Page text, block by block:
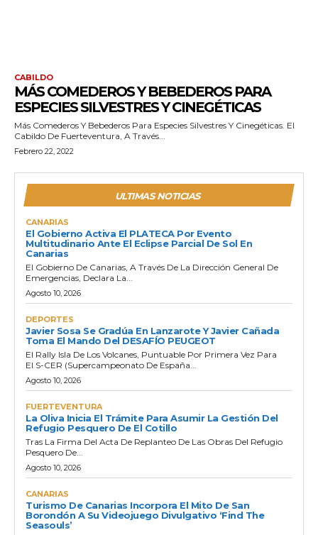
CABILDO
MÁS COMEDEROS Y BEBEDEROS PARA
ESPECIES SILVESTRES Y CINEGÉTICAS
Más Comederos Y Bebederos Para Especies Silvestres Y Cinegéticas. El
Cabildo De Fuerteventura, A Través...
Febrero 22, 2022
ULTIMAS NOTICIAS
CANARIAS
El Gobierno Activa El PLATECA Por Evento
Multitudinario Ante El Eclipse Parcial De Sol En
Canarias
El Gobierno De Canarias, A Través De La Dirección General De
Emergencias, Declara La...
Agosto 10, 2026
DEPORTES
Javier Sosa Se Gradúa En Lanzarote Y Javier Cañada
Toma El Mando Del DESAFÍO PEUGEOT
El Rally Isla De Los Volcanes, Puntuable Por Primera Vez Para
El S-CER (Supercampeonato De España...
Agosto 10, 2026
FUERTEVENTURA
La Oliva Inicia El Trámite Para Asumir La Gestión Del
Refugio Pesquero De El Cotillo
Tras La Firma Del Acta De Replanteo De Las Obras Del Refugio
Pesquero De...
Agosto 10, 2026
CANARIAS
Turismo De Canarias Incorpora El Mito De San
Borondón A Su Videojuego Divulgativo ‘Find The
Seasouls’